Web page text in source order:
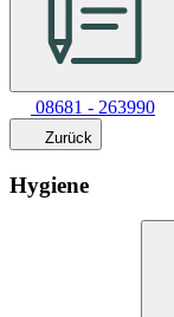
08681 - 263990
Zurück
Hygiene